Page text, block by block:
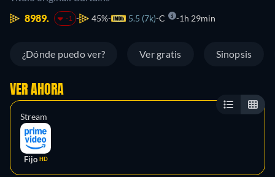
8989.
-1 45% 5.5 (7k) C 1h 29min
¿Dónde puedo ver? Ver gratis Sinopsis
VER AHORA
Stream
Fijo HD